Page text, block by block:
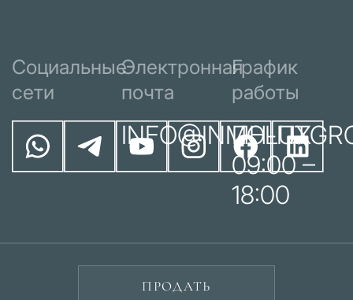
Социальные
сети
Электронная
почта
График
работы
ПН-ПТ
09:00 –
18:00
ПРОДАТЬ